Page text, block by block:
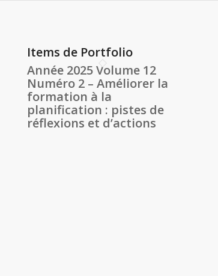
Items de Portfolio
Année 2025 Volume 12
Numéro 2 – Améliorer la
formation à la
planification : pistes de
réflexions et d’actions